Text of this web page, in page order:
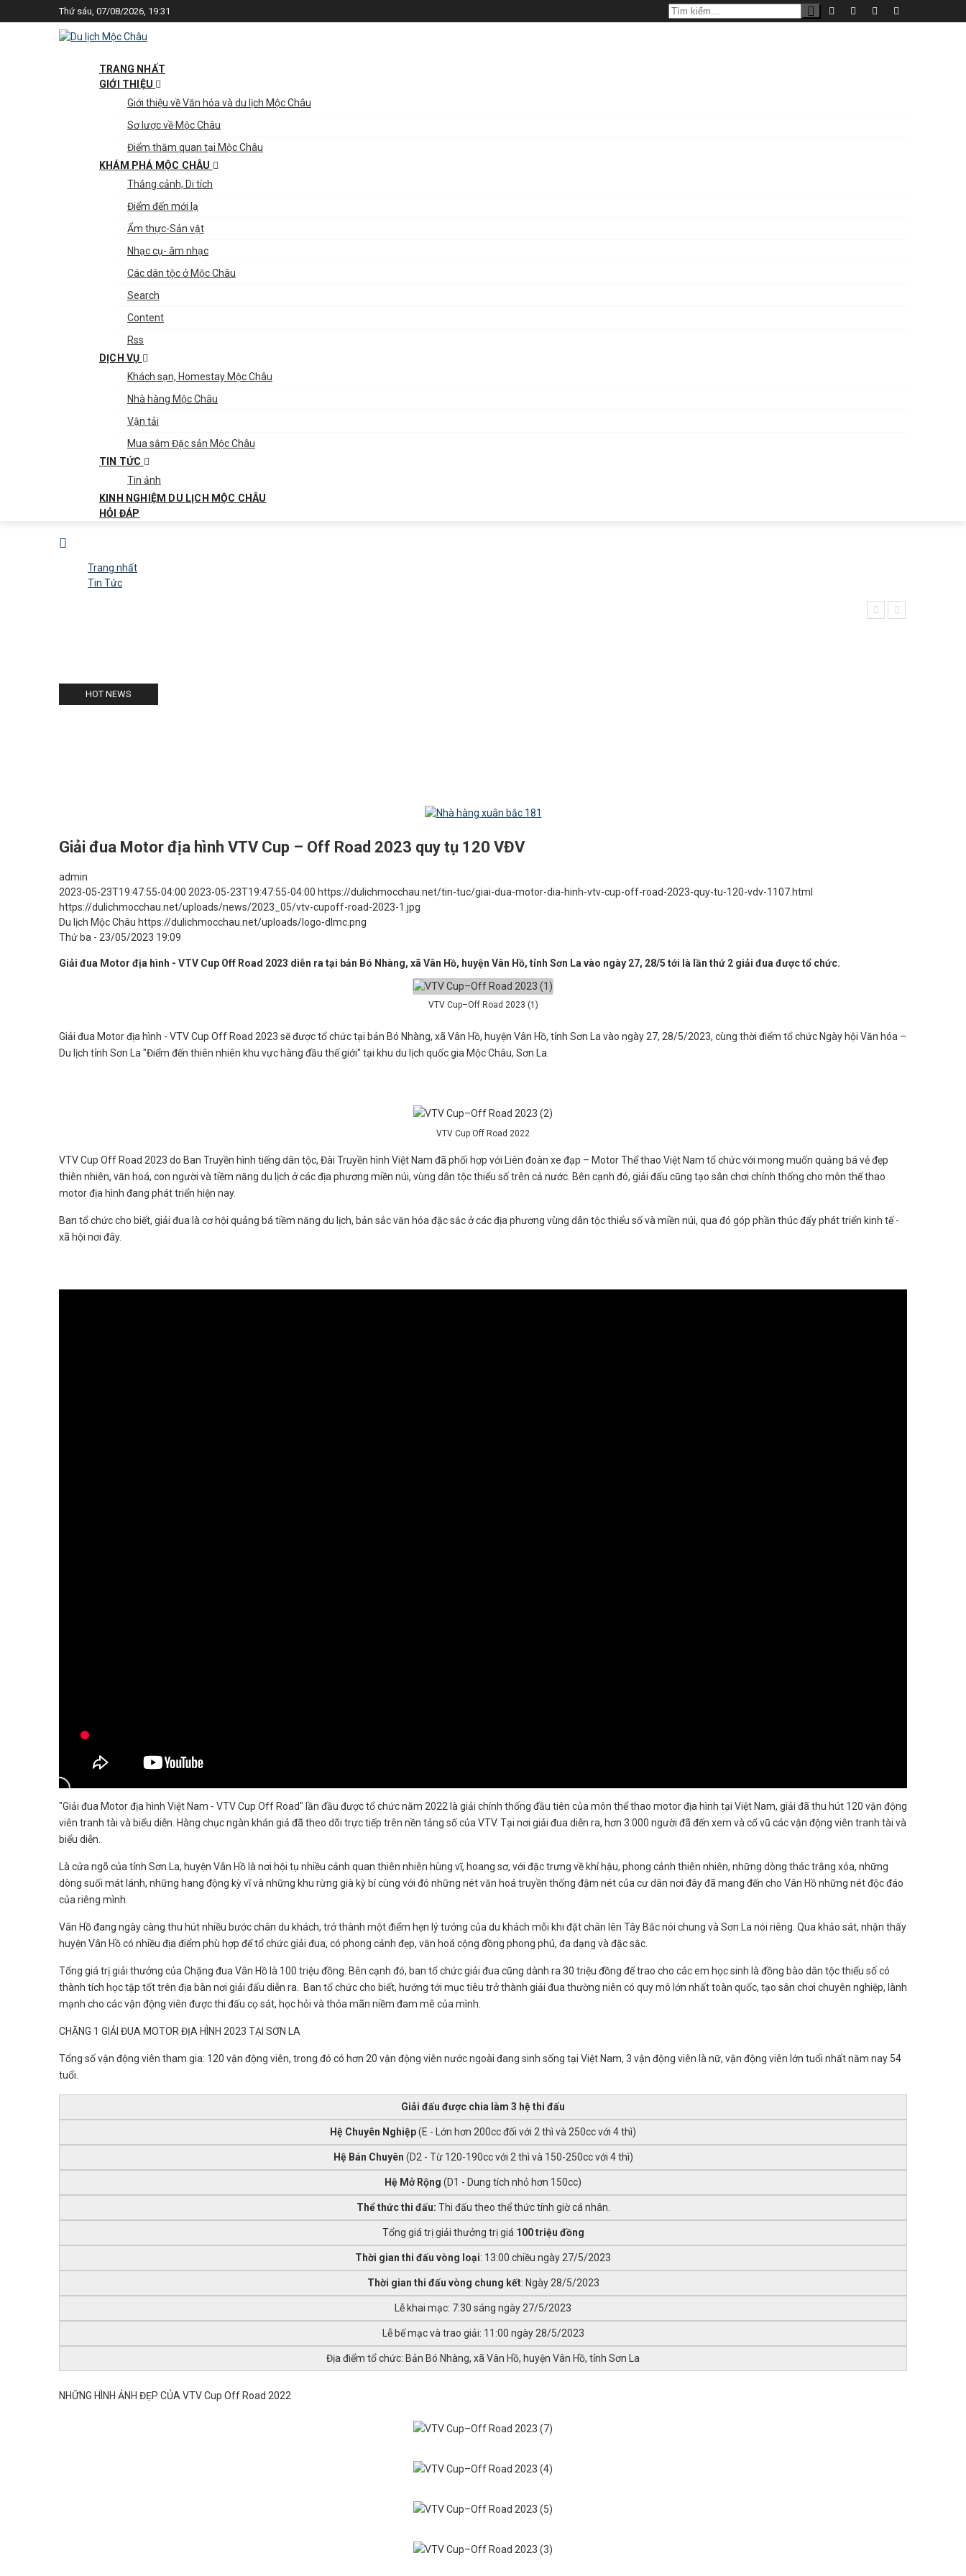
Thứ sáu, 07/08/2026, 19:31
TRANG NHẤT
GIỚI THIỆU
Giới thiệu về Văn hóa và du lịch Mộc Châu
Sơ lược về Mộc Châu
Điểm thăm quan tại Mộc Châu
KHÁM PHÁ MỘC CHÂU
Thắng cảnh, Di tích
Điểm đến mới lạ
Ẩm thực-Sản vật
Nhạc cụ- âm nhạc
Các dân tộc ở Mộc Châu
Search
Content
Rss
DỊCH VỤ
Khách sạn, Homestay Mộc Châu
Nhà hàng Mộc Châu
Vận tải
Mua sắm Đặc sản Mộc Châu
TIN TỨC
Tin ảnh
KINH NGHIỆM DU LỊCH MỘC CHÂU
HỎI ĐÁP
Trang nhất
Tin Tức
HOT NEWS
Giải đua Motor địa hình VTV Cup – Off Road 2023 quy tụ 120 VĐV
admin
2023-05-23T19:47:55-04:00 2023-05-23T19:47:55-04:00 https://dulichmocchau.net/tin-tuc/giai-dua-motor-dia-hinh-vtv-cup-off-road-2023-quy-tu-120-vdv-1107.html
https://dulichmocchau.net/uploads/news/2023_05/vtv-cupoff-road-2023-1.jpg
Du lịch Mộc Châu https://dulichmocchau.net/uploads/logo-dlmc.png
Thứ ba - 23/05/2023 19:09
Giải đua Motor địa hình - VTV Cup Off Road 2023 diễn ra tại bản Bó Nhàng, xã Vân Hồ, huyện Vân Hồ, tỉnh Sơn La vào ngày 27, 28/5 tới là lần thứ 2 giải đua được tổ chức.
VTV Cup–Off Road 2023 (1)
Giải đua Motor địa hình - VTV Cup Off Road 2023 sẽ được tổ chức tại bản Bó Nhàng, xã Vân Hồ, huyện Vân Hồ, tỉnh Sơn La vào ngày 27, 28/5/2023, cùng thời điểm tổ chức Ngày hội Văn hóa –
Du lịch tỉnh Sơn La "Điểm đến thiên nhiên khu vực hàng đầu thế giới" tại khu du lịch quốc gia Mộc Châu, Sơn La.
VTV Cup Off Road 2022
VTV Cup Off Road 2023 do Ban Truyền hình tiếng dân tộc, Đài Truyền hình Việt Nam đã phối hợp với Liên đoàn xe đạp – Motor Thể thao Việt Nam tổ chức với mong muốn quảng bá vẻ đẹp
thiên nhiên, văn hoá, con người và tiềm năng du lịch ở các địa phương miền núi, vùng dân tộc thiểu số trên cả nước. Bên cạnh đó, giải đấu cũng tạo sân chơi chính thống cho môn thể thao
motor địa hình đang phát triển hiện nay.
Ban tổ chức cho biết, giải đua là cơ hội quảng bá tiềm năng du lịch, bản sắc văn hóa đặc sắc ở các địa phương vùng dân tộc thiểu số và miền núi, qua đó góp phần thúc đẩy phát triển kinh tế -
xã hội nơi đây.
"Giải đua Motor địa hình Việt Nam - VTV Cup Off Road" lần đầu được tổ chức năm 2022 là giải chính thống đầu tiên của môn thể thao motor địa hình tại Việt Nam, giải đã thu hút 120 vận động
viên tranh tài và biểu diễn. Hàng chục ngàn khán giả đã theo dõi trực tiếp trên nền tảng số của VTV. Tại nơi giải đua diễn ra, hơn 3.000 người đã đến xem và cổ vũ các vận động viên tranh tài và
biểu diễn.
Là cửa ngõ của tỉnh Sơn La, huyện Vân Hồ là nơi hội tụ nhiều cảnh quan thiên nhiên hùng vĩ, hoang sơ, với đặc trưng về khí hậu, phong cảnh thiên nhiên, những dòng thác trắng xóa, những
dòng suối mát lánh, những hang động kỳ vĩ và những khu rừng già kỳ bí cùng với đó những nét văn hoá truyền thống đậm nét của cư dân nơi đây đã mang đến cho Vân Hồ những nét độc đáo
của riêng mình.
Vân Hồ đang ngày càng thu hút nhiều bước chân du khách, trở thành một điểm hẹn lý tưởng của du khách mỗi khi đặt chân lên Tây Bắc nói chung và Sơn La nói riêng. Qua khảo sát, nhận thấy
huyện Vân Hồ có nhiều địa điểm phù hợp để tổ chức giải đua, có phong cảnh đẹp, văn hoá cộng đồng phong phú, đa dạng và đặc sắc.
Tổng giá trị giải thưởng của Chặng đua Vân Hồ là 100 triệu đồng. Bên cạnh đó, ban tổ chức giải đua cũng dành ra 30 triệu đồng để trao cho các em học sinh là đồng bào dân tộc thiểu số có
thành tích học tập tốt trên địa bàn nơi giải đấu diễn ra. Ban tổ chức cho biết, hướng tới mục tiêu trở thành giải đua thường niên có quy mô lớn nhất toàn quốc, tạo sân chơi chuyên nghiệp, lành
mạnh cho các vận động viên được thi đấu cọ sát, học hỏi và thỏa mãn niềm đam mê của mình.
CHẶNG 1 GIẢI ĐUA MOTOR ĐỊA HÌNH 2023 TẠI SƠN LA
Tổng số vận động viên tham gia: 120 vận động viên, trong đó có hơn 20 vận động viên nước ngoài đang sinh sống tại Việt Nam, 3 vận động viên là nữ, vận động viên lớn tuổi nhất năm nay 54
tuổi.
Giải đấu được chia làm 3 hệ thi đấu
Hệ Chuyên Nghiệp(E - Lớn hơn 200cc đối với 2 thì và 250cc với 4 thì)
Hệ Bán Chuyên (D2 - Từ 120-190cc với 2 thì và 150-250cc với 4 thì)
Hệ Mở Rộng (D1 - Dung tích nhỏ hơn 150cc)
Thể thức thi đấu: Thi đấu theo thể thức tính giờ cá nhân.
Tổng giá trị giải thưởng trị giá 100 triệu đồng
Thời gian thi đấu vòng loại: 13:00 chiều ngày 27/5/2023
Thời gian thi đấu vòng chung kết: Ngày 28/5/2023
Lễ khai mạc: 7:30 sáng ngày 27/5/2023
Lễ bế mạc và trao giải: 11:00 ngày 28/5/2023
Địa điểm tổ chức: Bản Bó Nhàng, xã Vân Hồ, huyện Vân Hồ, tỉnh Sơn La
NHỮNG HÌNH ẢNH ĐẸP CỦA VTV Cup Off Road 2022